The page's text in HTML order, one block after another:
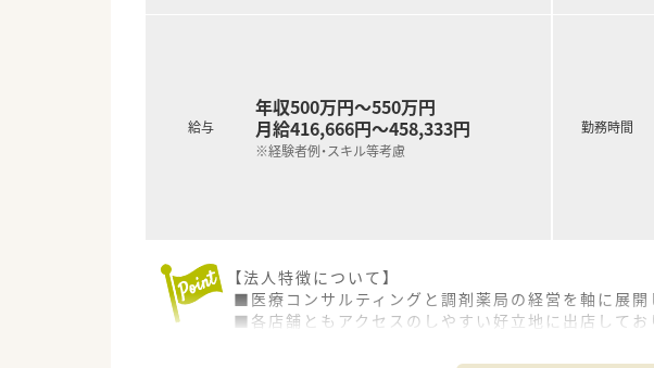
給与
年収500万円～550万円
月給416,666円～458,333円
※経験者例・スキル等考慮
勤務時間
【法人特徴について】
■医療コンサルティングと調剤薬局の経営を軸に展
■各店舗ともアクセスのしやすい好立地に出店してお